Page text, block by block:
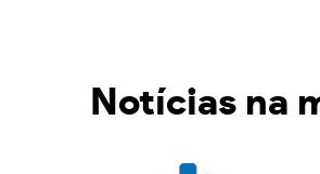
Notícias na